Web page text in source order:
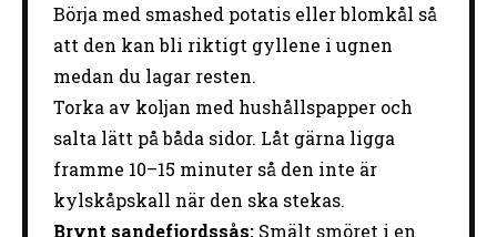
Börja med smashed potatis eller blomkål så
att den kan bli riktigt gyllene i ugnen
medan du lagar resten.
Torka av koljan med hushållspapper och
salta lätt på båda sidor. Låt gärna ligga
framme 10–15 minuter så den inte är
kylskåpskall när den ska stekas.
Brynt sandefjordssås:Smält smöret i en